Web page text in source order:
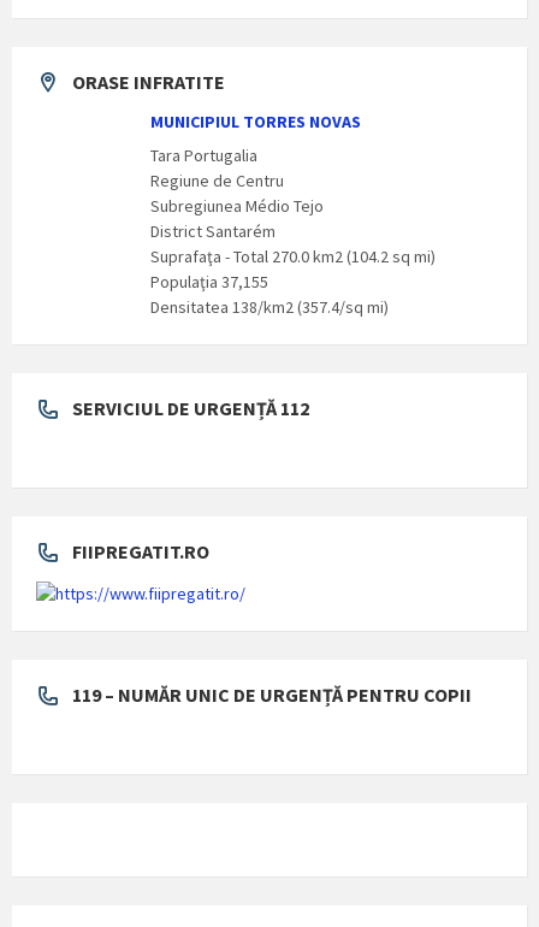
ORASE INFRATITE
MUNICIPIUL TORRES NOVAS
Tara Portugalia
Regiune de Centru
Subregiunea Médio Tejo
District Santarém
Suprafaţa - Total 270.0 km2 (104.2 sq mi)
Populaţia 37,155
Densitatea 138/km2 (357.4/sq mi)
SERVICIUL DE URGENȚĂ 112
FIIPREGATIT.RO
119 – NUMĂR UNIC DE URGENȚĂ PENTRU COPII